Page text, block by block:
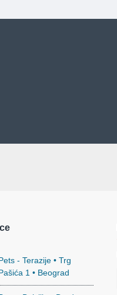
- Terazije • Trg
1 • Beograd